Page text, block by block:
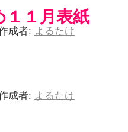
１月表紙
成者: よるたけ
成者: よるたけ